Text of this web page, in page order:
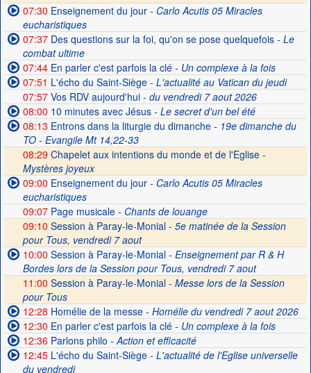
07:30 Enseignement du jour- Carlo Acutis 05 Miracles
eucharistiques
07:37Des questions sur la foi, qu'on se pose quelquefois- Le
combat ultime
07:44En parler c'est parfois la clé- Un complexe à la fois
07:51 L'écho du Saint-Siège- L'actualité au Vatican du jeudi
07:57Vos RDV aujourd'hui- du vendredi 7 aout 2026
08:00 10 minutes avec Jésus- Le secret d'un bel été
08:13 Entrons dans la liturgie du dimanche- 19e dimanche du
TO - Evangile Mt 14,22-33
08:29 Chapelet aux intentions du monde et de l'Eglise -
Mystères joyeux
09:00 Enseignement du jour- Carlo Acutis 05 Miracles
eucharistiques
09:07Page musicale- Chants de louange
09:10 Session à Paray-le-Monial - 5e matinée de la Session
pour Tous, vendredi 7 aout
10:00 Session à Paray-le-Monial- Enseignement par R & H
Bordes lors de la Session pour Tous, vendredi 7 aout
11:00 Session à Paray-le-Monial - Messe lors de la Session
pour Tous
12:28 Homélie de la messe- Homélie du vendredi 7 aout 2026
12:30 En parler c'est parfois la clé- Un complexe à la fois
12:36Parlons philo - Action et efficacité
12:45L'écho du Saint-Siège- L'actualité de l'Eglise universelle
du vendredi